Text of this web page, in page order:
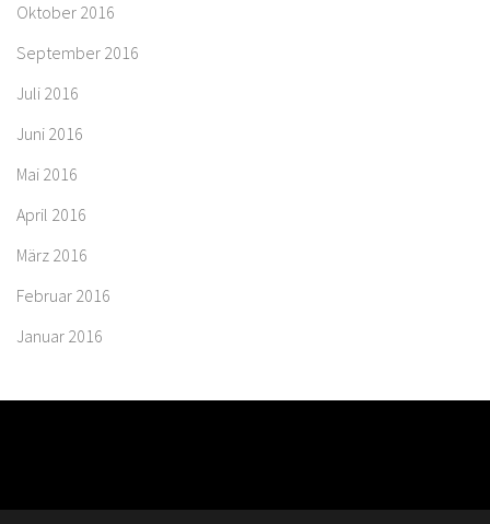
Oktober 2016
September 2016
Juli 2016
Juni 2016
Mai 2016
April 2016
März 2016
Februar 2016
Januar 2016